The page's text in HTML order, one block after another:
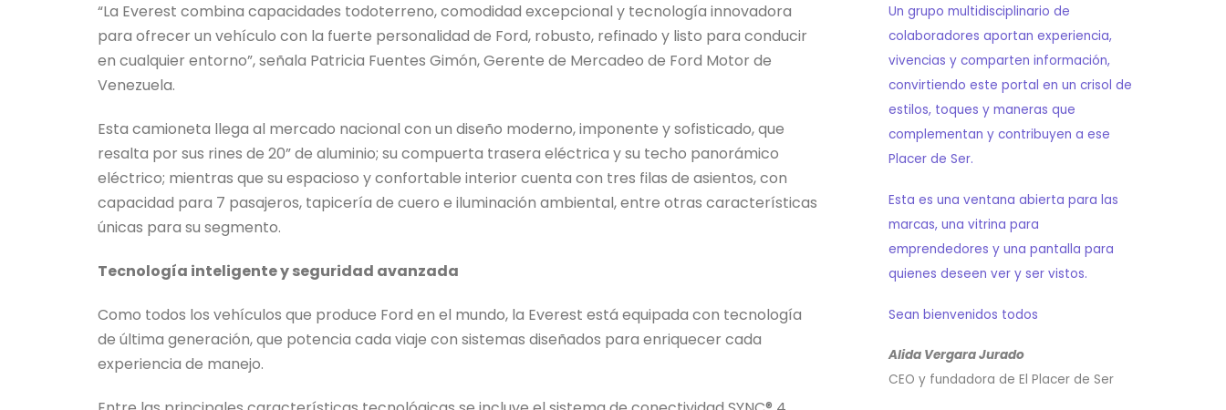
“La Everest combina capacidades todoterreno, comodidad excepcional y tecnología innovadora
para ofrecer un vehículo con la fuerte personalidad de Ford, robusto, refinado y listo para conducir
en cualquier entorno”, señala Patricia Fuentes Gimón, Gerente de Mercadeo de Ford Motor de
Venezuela.
Esta camioneta llega al mercado nacional con un diseño moderno, imponente y sofisticado, que
resalta por sus rines de 20” de aluminio; su compuerta trasera eléctrica y su techo panorámico
eléctrico; mientras que su espacioso y confortable interior cuenta con tres filas de asientos, con
capacidad para 7 pasajeros, tapicería de cuero e iluminación ambiental, entre otras características
únicas para su segmento.
Tecnología inteligente y seguridad avanzada
Como todos los vehículos que produce Ford en el mundo, la Everest está equipada con tecnología
de última generación, que potencia cada viaje con sistemas diseñados para enriquecer cada
experiencia de manejo.
Un grupo multidisciplinario de
colaboradores aportan experiencia,
vivencias y comparten información,
convirtiendo este portal en un crisol de
estilos, toques y maneras que
complementan y contribuyen a ese
Placer de Ser.
Esta es una ventana abierta para las
marcas, una vitrina para
emprendedores y una pantalla para
quienes deseen ver y ser vistos.
Sean bienvenidos todos
Alida Vergara Jurado
CEO y fundadora de El Placer de Ser